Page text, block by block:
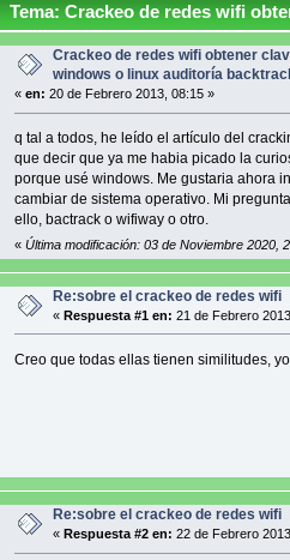
Tema: Crackeo de redes wifi
Crackeo de redes wifi obtener
windows o linux auditoría
« en: 20 de Febrero 2013, 08:15 »
q tal a todos, he leído el artículo del
que decir que ya me habia picado la
porque usé windows. Me gustaria ahora
cambiar de sistema operativo. Mi
ello, bactrack o wifiway o otro.
« Última modificación: 03 de Noviembre 2020,
Re:sobre el crackeo de redes wifi
« Respuesta #1 en: 21 de Febrero
Creo que todas ellas tienen similitudes,
Re:sobre el crackeo de redes wifi
« Respuesta #2 en: 22 de Febrero